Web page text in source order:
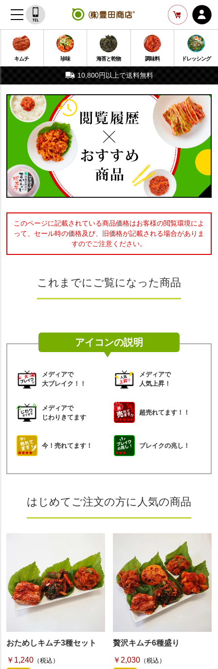
キムチ 珍味 海苔と乾物 調味料 ドレッシング
10,800円以上で送料無料
このページに記載されている商品価格はお客様の閲覧環境によ
って、 セール時の価格及び、旧価格が記載される場合がありま
すのでご注意ください。
これまでにご覧になった商品
アイコンの説明
メディアで
大ブレイク！！
メディアで
人気上昇！
メディアで
じわりきてます
超売れてます！！
今！売れてます！ ブレイクの兆し！
はじめてご注文の方に人気の商品
おためしキムチ3種セット
￥1,240 （税込）
贅沢キムチ6種盛り
￥2,030 （税込）